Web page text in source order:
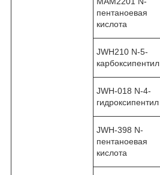
пентаноевая
кислота
JWH210 N-5-
карбоксипентил
JWH-018 N-4-
гидроксипентил
JWH-398 N-
пентаноевая
кислота